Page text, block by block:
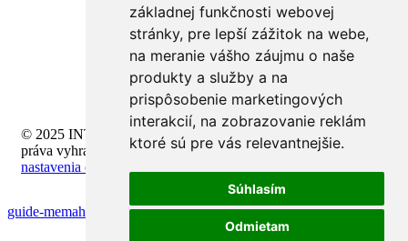
základnej funkčnosti webovej
stránky, pre lepší zážitok na webe,
na meranie vášho záujmu o naše
produkty a služby a na
prispôsobenie marketingových
interakcií, na zobrazovanie reklám
ktoré sú pre vás relevantnejšie.
Súhlasím
Odmietam
© 2025 INTELI.SK, s.r.o., všetky
práva vyhradené -
upraviť
nastavenia cookies
guide-memahami-buy-feature-slot